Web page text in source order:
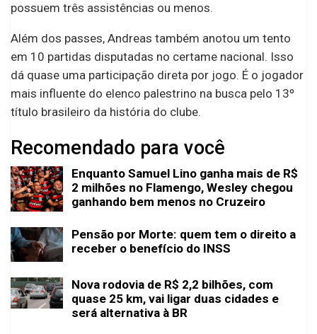
possuem três assistências ou menos.
Além dos passes, Andreas também anotou um tento
em 10 partidas disputadas no certame nacional. Isso
dá quase uma participação direta por jogo. É o jogador
mais influente do elenco palestrino na busca pelo 13º
título brasileiro da história do clube.
Recomendado para você
Enquanto Samuel Lino ganha mais de R$
2 milhões no Flamengo, Wesley chegou
ganhando bem menos no Cruzeiro
Pensão por Morte: quem tem o direito a
receber o benefício do INSS
Nova rodovia de R$ 2,2 bilhões, com
quase 25 km, vai ligar duas cidades e
será alternativa à BR